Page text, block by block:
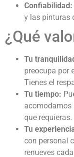
Confiabilidad:
y las pinturas
¿Qué
Tu
preocupa por
Tienes el
Tu tiempo:
acomodamos
que requieras.
Tu
con personal
renueves